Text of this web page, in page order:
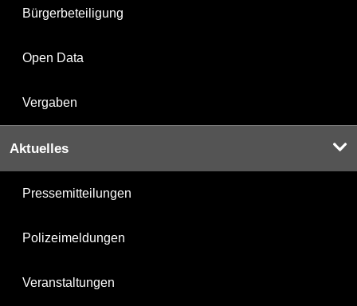
Bürgerbeteiligung
Open Data
Vergaben
Aktuelles
Pressemitteilungen
Polizeimeldungen
Veranstaltungen